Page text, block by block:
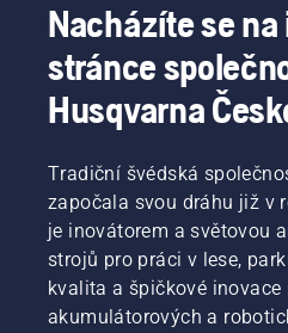
Nacházíte se
stránce
Husqvarna
Tradiční švédská
započala svou dráhu již v
je inovátorem a světovou
strojů pro práci v lese,
kvalita a špičkové
akumulátorových a